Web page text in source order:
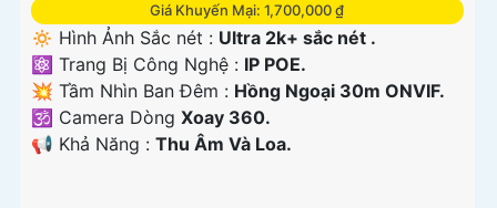
Giá Khuyến Mại: 1,700,000 ₫
🔅 Hình Ảnh Sắc nét : Ultra 2k+ sắc nét .
⚛️ Trang Bị Công Nghệ : IP POE.
💥 Tầm Nhìn Ban Đêm : Hồng Ngoại 30m ONVIF.
🕉️ Camera Dòng Xoay 360.
️📢 Khả Năng : Thu Âm Và Loa.